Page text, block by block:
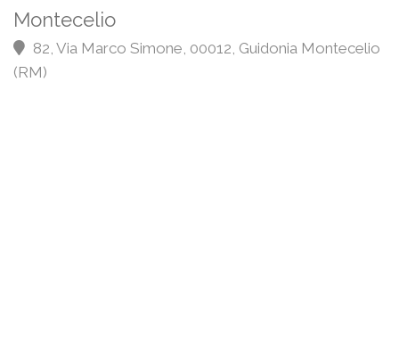
Montecelio
82, Via Marco Simone, 00012, Guidonia Montecelio
(RM)